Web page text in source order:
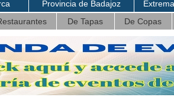
Provincia de Badajoz
De Tapas De Copas